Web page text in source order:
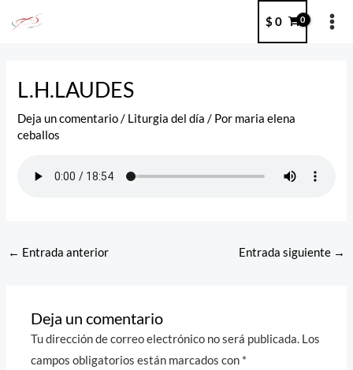
$ 0
L.H.LAUDES
Deja un comentario / Liturgia del día / Por maria elena
ceballos
← Entrada anterior Entrada siguiente →
Deja un comentario
Tu dirección de correo electrónico no será publicada. Los
campos obligatorios están marcados con *